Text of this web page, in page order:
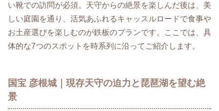
い靴での訪問が必須。天守からの絶景を楽しんだ後は、美
しい庭園を通り、活気あふれるキャッスルロードで食事や
お土産選びを楽しむのが鉄板のプランです。ここでは、具
体的な7つのスポットを時系列に沿ってご紹介します。
国宝 彦根城｜現存天守の迫力と琵琶湖を望む絶
景